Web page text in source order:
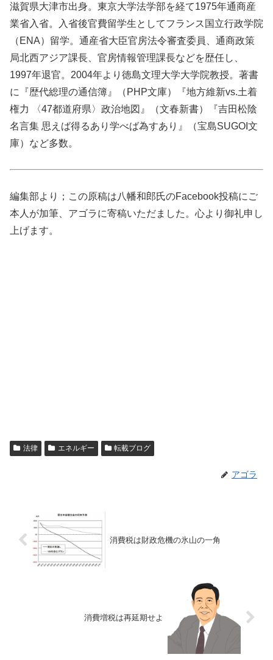
滋賀県大津市出身。東京大学法学部を経て1975年通商産
業省入省。入省後官費留学生としてフランス国立行政学院
（ENA）留学。通産省大臣官房法令審査委員、通商政策
局北西アジア課長、官房情報管理課長などを歴任し、
1997年退官。2004年より徳島文理大学大学院教授。著書
に『歴代総理の通信簿』（PHP文庫）『地方維新vs.土着
権力 〈47都道府県〉政治地図』（文春新書）『吉田松陰
名言集 思えば得るあり学べば為すあり』（宝島SUGOI文
庫）など多数。
編集部より；この原稿は八幡和郎氏のFacebook投稿にご
本人が加筆、アゴラに寄稿いただました。心より御礼申し
上げます。
法律 エネルギー 転載ブログ
アゴラ
消費税は財政危機の氷山の一角
消費増税は再延期せよ